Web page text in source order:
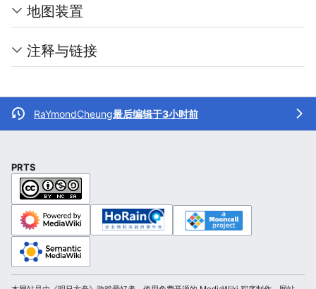
地图装置
注释与链接
RaYmondCheung最后编辑于3小时前
PRTS